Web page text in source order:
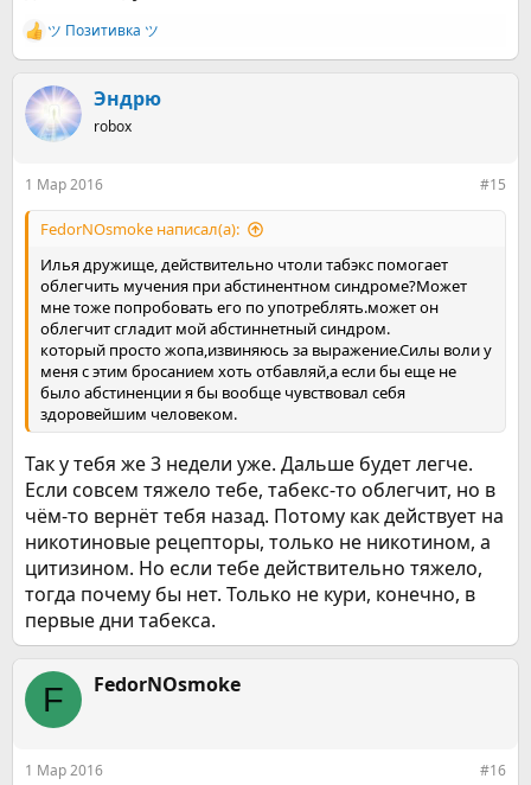
Р
е
к
ц
и
ツ Позитивка ツ
Эндрю
robox
1 Мар 2016 #15
FedorNOsmoke написал(а):
Илья дружище, действительно чтоли табэкс помогает
облегчить мучения при абстинентном синдроме?Может
мне тоже попробовать его по употреблять.может он
облегчит сгладит мой абстиннетный синдром.
который просто жопа,извиняюсь за выражение.Силы воли у
меня с этим бросанием хоть отбавляй,а если бы еще не
было абстиненции я бы вообще чувствовал себя
здоровейшим человеком.
Так у тебя же 3 недели уже. Дальше будет легче.
Если совсем тяжело тебе, табекс-то облегчит, но в
чём-то вернёт тебя назад. Потому как действует на
никотиновые рецепторы, только не никотином, а
цитизином. Но если тебе действительно тяжело,
тогда почему бы нет. Только не кури, конечно, в
первые дни табекса.
F FedorNOsmoke
1 Мар 2016 #16